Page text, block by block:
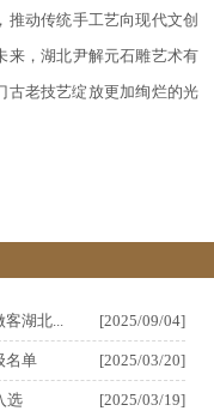
动传统手工艺向现代文创
来，湖北尹解元石雕艺术有
古老技艺绽放更加绚烂的光
客湖北... [2025/09/04]
名单 [2025/03/20]
选 [2025/03/19]